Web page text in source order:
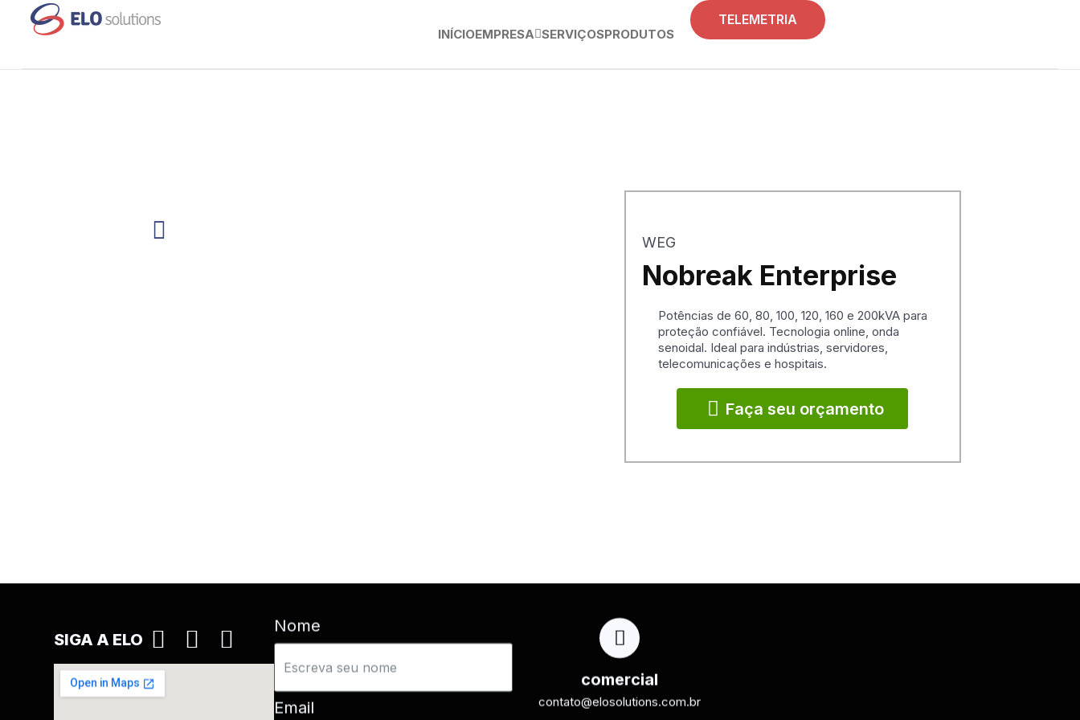
INÍCIOEMPRESA SERVIÇOSPRODUTOS
TELEMETRIA
WEG
Nobreak Enterprise
Potências de 60, 80, 100, 120, 160 e 200kVA para
proteção confiável. Tecnologia online, onda
senoidal. Ideal para indústrias, servidores,
telecomunicações e hospitais.
Faça seu orçamento
SIGA A ELO
Nome
Email
comercial
contato@elosolutions.com.br